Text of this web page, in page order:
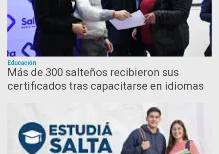
Educación
Más de 300 salteños recibieron sus
certificados tras capacitarse en idiomas